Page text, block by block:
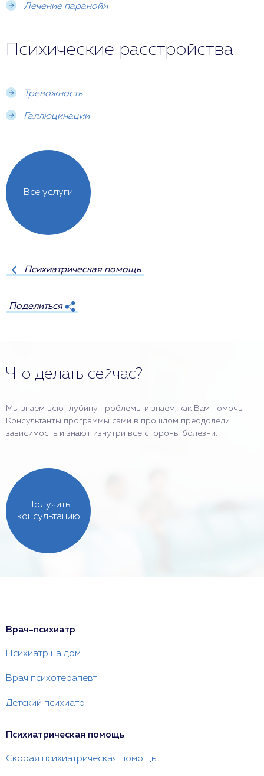
Лечение паранойи
Психические расстройства
Тревожность
Галлюцинации
Все услуги
Психиатрическая помощь
Поделиться
Что делать сейчас?
Мы знаем всю глубину проблемы и знаем, как Вам помочь.
Консультанты программы сами в прошлом преодолели
зависимость и знают изнутри все стороны болезни.
Получить
консультацию
Врач-психиатр
Психиатр на дом
Врач психотерапевт
Детский психиатр
Психиатрическая помощь
Скорая психиатрическая помощь